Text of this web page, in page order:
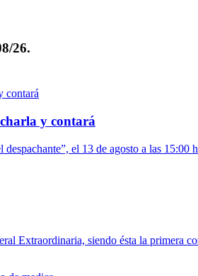
26.
y contará
el 13 de agosto a las 15:00
Extraordinaria, siendo ésta la primera